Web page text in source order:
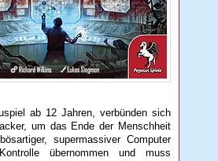
ab 12 Jahren, verbünden sich
um das Ende der Menschheit
supermassiver Computer
übernommen und muss